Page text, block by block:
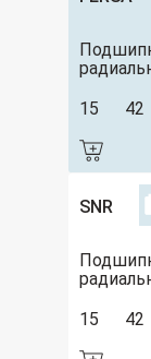
15
42
SNR
15
42